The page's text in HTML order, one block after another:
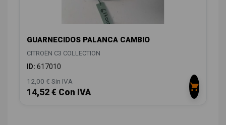
GUARNECIDOS PALANCA CAMBIO
CITROËN C3 COLLECTION
ID: 617010
12,00 € Sin IVA
14,52 € Con IVA